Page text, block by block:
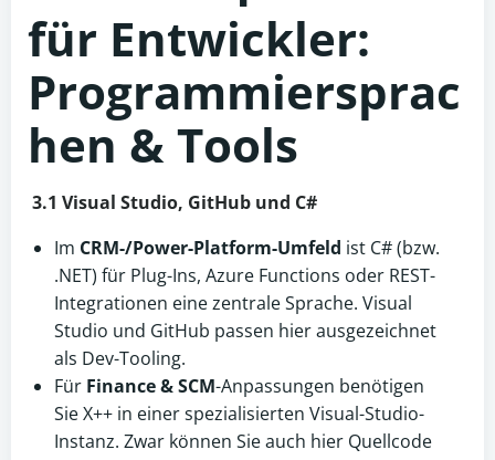
für Entwickler:
Programmiersprac
hen & Tools
3.1 Visual Studio, GitHub und C#
Im CRM-/Power-Platform-Umfeld ist C# (bzw.
.NET) für Plug-Ins, Azure Functions oder REST-
Integrationen eine zentrale Sprache. Visual
Studio und GitHub passen hier ausgezeichnet
als Dev-Tooling.
Für Finance & SCM-Anpassungen benötigen
Sie X++ in einer spezialisierten Visual-Studio-
Instanz. Zwar können Sie auch hier Quellcode